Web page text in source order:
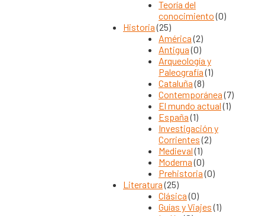
Teoría del
conocimiento (0)
Historia (25)
América (2)
Antigua (0)
Arqueología y
Paleografía (1)
Cataluña (8)
Contemporánea (7)
El mundo actual (1)
España (1)
Investigación y
Corrientes (2)
Medieval (1)
Moderna (0)
Prehistoria (0)
Literatura (25)
Clásica (0)
Guías y Viajes (1)